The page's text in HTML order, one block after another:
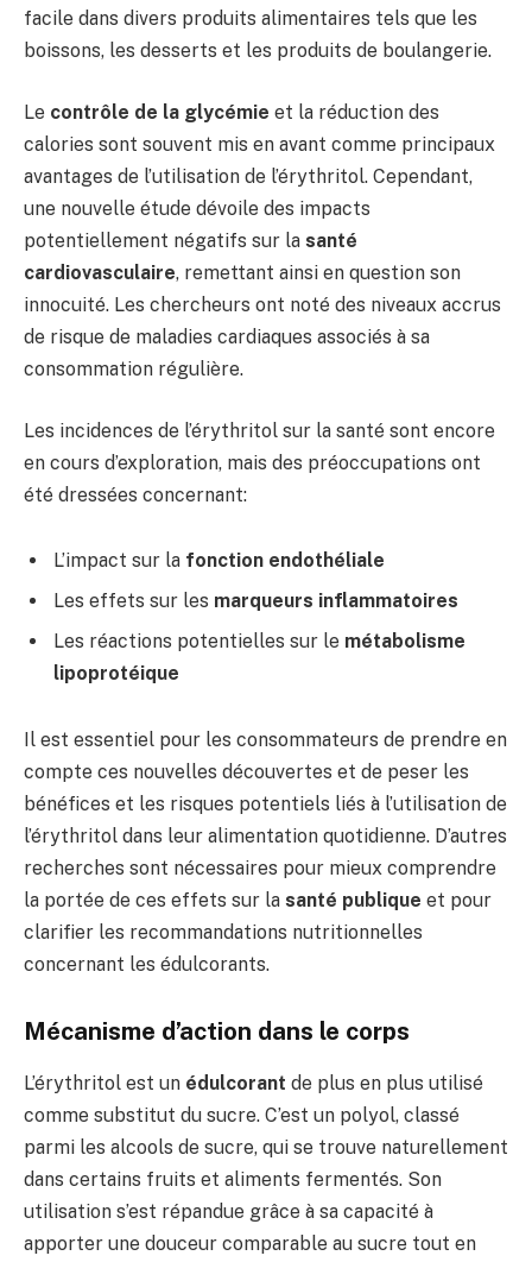
facile dans divers produits alimentaires tels que les
boissons, les desserts et les produits de boulangerie.
Le contrôle de la glycémie et la réduction des
calories sont souvent mis en avant comme principaux
avantages de l’utilisation de l’érythritol. Cependant,
une nouvelle étude dévoile des impacts
potentiellement négatifs sur la santé
cardiovasculaire, remettant ainsi en question son
innocuité. Les chercheurs ont noté des niveaux accrus
de risque de maladies cardiaques associés à sa
consommation régulière.
Les incidences de l’érythritol sur la santé sont encore
en cours d’exploration, mais des préoccupations ont
été dressées concernant:
L’impact sur la fonction endothéliale
Les effets sur les marqueurs inflammatoires
Les réactions potentielles sur le métabolisme
lipoprotéique
Il est essentiel pour les consommateurs de prendre en
compte ces nouvelles découvertes et de peser les
bénéfices et les risques potentiels liés à l’utilisation de
l’érythritol dans leur alimentation quotidienne. D’autres
recherches sont nécessaires pour mieux comprendre
la portée de ces effets sur la santé publique et pour
clarifier les recommandations nutritionnelles
concernant les édulcorants.
Mécanisme d’action dans le corps
L’érythritol est un édulcorant de plus en plus utilisé
comme substitut du sucre. C’est un polyol, classé
parmi les alcools de sucre, qui se trouve naturellement
dans certains fruits et aliments fermentés. Son
utilisation s’est répandue grâce à sa capacité à
apporter une douceur comparable au sucre tout en